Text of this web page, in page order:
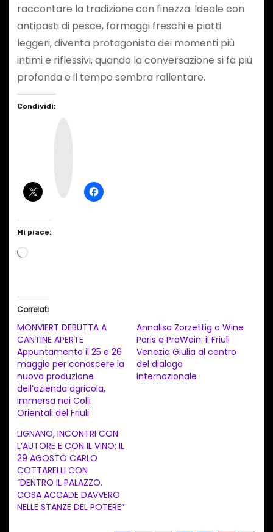
raccontare la tradizione con finezza. Ideale con
antipasti di pesce, formaggi freschi e piatti
leggeri, diventa protagonista dei momenti più
intimi e riflessivi, quando la conversazione si fa più
profonda e il tempo sembra rallentare.
Condividi:
Mi piace:
C
a
m
e
n
t
i
n
c
o
r
Correlati
MONVIERT DEBUTTA A
CANTINE APERTE
Appuntamento il 25 e 26
maggio per conoscere la
nuova produzione
dell’azienda agricola,
immersa nei Colli
Orientali del Friuli
Annalisa Zorzettig a Wine
Paris e ProWein: il Friuli
Venezia Giulia al centro
del dialogo
internazionale
LIGNANO, INCONTRI CON
L’AUTORE E CON IL VINO: IL
29 AGOSTO CARLO
COTTARELLI CON
“DENTRO IL PALAZZO.
COSA ACCADE DAVVERO
NELLE STANZE DEL POTERE”